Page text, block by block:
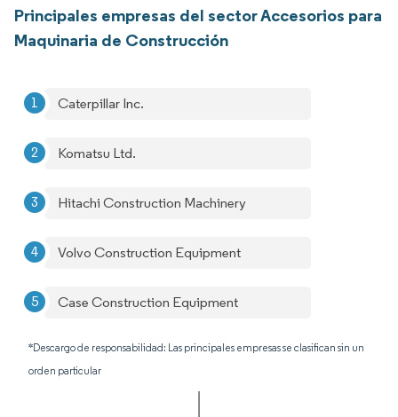
Principales empresas del sector Accesorios para
Maquinaria de Construcción
Caterpillar Inc.
Komatsu Ltd.
Hitachi Construction Machinery
Volvo Construction Equipment
Case Construction Equipment
*Descargo de responsabilidad: Las principales empresas se clasifican sin un
orden particular